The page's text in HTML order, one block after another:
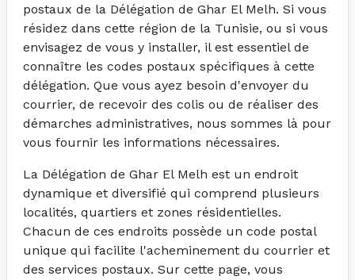
postaux de la Délégation de Ghar El Melh. Si vous
résidez dans cette région de la Tunisie, ou si vous
envisagez de vous y installer, il est essentiel de
connaître les codes postaux spécifiques à cette
délégation. Que vous ayez besoin d'envoyer du
courrier, de recevoir des colis ou de réaliser des
démarches administratives, nous sommes là pour
vous fournir les informations nécessaires.
La Délégation de Ghar El Melh est un endroit
dynamique et diversifié qui comprend plusieurs
localités, quartiers et zones résidentielles.
Chacun de ces endroits possède un code postal
unique qui facilite l'acheminement du courrier et
des services postaux. Sur cette page, vous